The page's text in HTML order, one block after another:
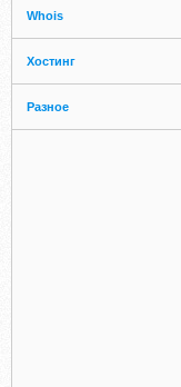
Whois
Хостинг
Разное